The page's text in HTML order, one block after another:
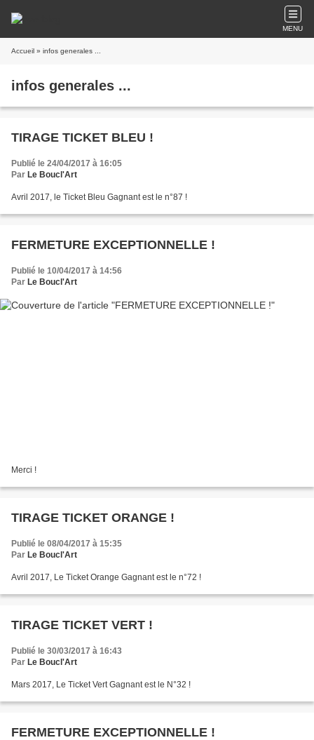
MENU
Accueil » infos generales ...
infos generales ...
TIRAGE TICKET BLEU !
Publié le 24/04/2017 à 16:05
Par Le Boucl'Art
Avril 2017, le Ticket Bleu Gagnant est le n°87 !
FERMETURE EXCEPTIONNELLE !
Publié le 10/04/2017 à 14:56
Par Le Boucl'Art
Merci !
TIRAGE TICKET ORANGE !
Publié le 08/04/2017 à 15:35
Par Le Boucl'Art
Avril 2017, Le Ticket Orange Gagnant est le n°72 !
TIRAGE TICKET VERT !
Publié le 30/03/2017 à 16:43
Par Le Boucl'Art
Mars 2017, Le Ticket Vert Gagnant est le N°32 !
FERMETURE EXCEPTIONNELLE !